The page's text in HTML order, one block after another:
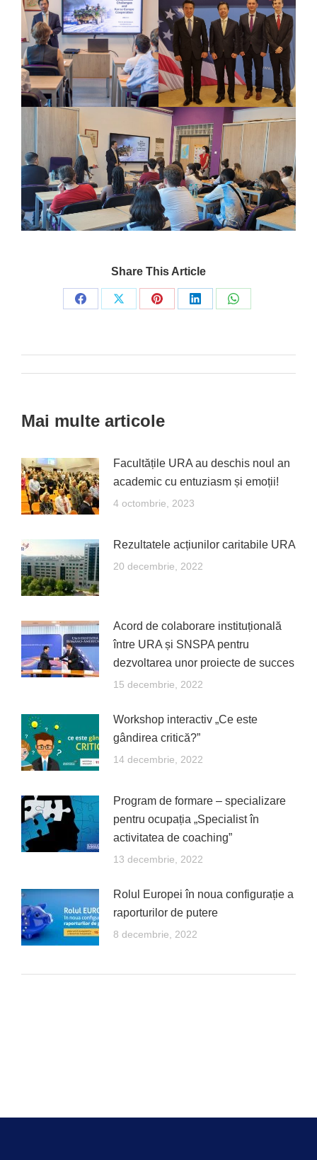
Share This Article
Share
Share
Share
Share
Share
Post
Mai multe articole
Facultățile URA au deschis noul an
academic cu entuziasm și emoții!
4 octombrie, 2023
Rezultatele acțiunilor caritabile URA
20 decembrie, 2022
Acord de colaborare instituțională
între URA și SNSPA pentru
dezvoltarea unor proiecte de succes
15 decembrie, 2022
Workshop interactiv „Ce este
gândirea critică?”
14 decembrie, 2022
Program de formare – specializare
pentru ocupația „Specialist în
activitatea de coaching”
13 decembrie, 2022
Rolul Europei în noua configurație a
raporturilor de putere
8 decembrie, 2022